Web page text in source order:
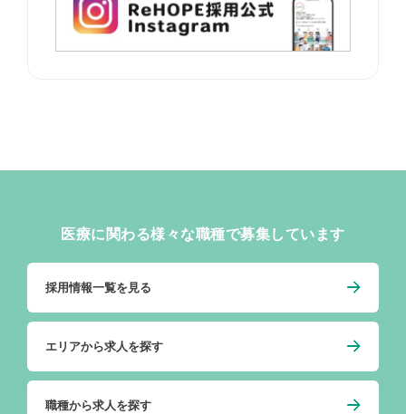
医療に関わる様々な職種で募集しています
採用情報一覧を見る
エリアから求人を探す
職種から求人を探す